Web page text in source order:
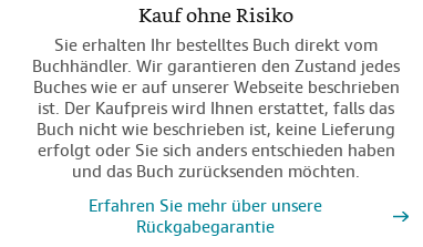
Kauf ohne Risiko
Sie erhalten Ihr bestelltes Buch direkt vom
Buchhändler. Wir garantieren den Zustand jedes
Buches wie er auf unserer Webseite beschrieben
ist. Der Kaufpreis wird Ihnen erstattet, falls das
Buch nicht wie beschrieben ist, keine Lieferung
erfolgt oder Sie sich anders entschieden haben
und das Buch zurücksenden möchten.
Erfahren Sie mehr über unsere
Rückgabegarantie